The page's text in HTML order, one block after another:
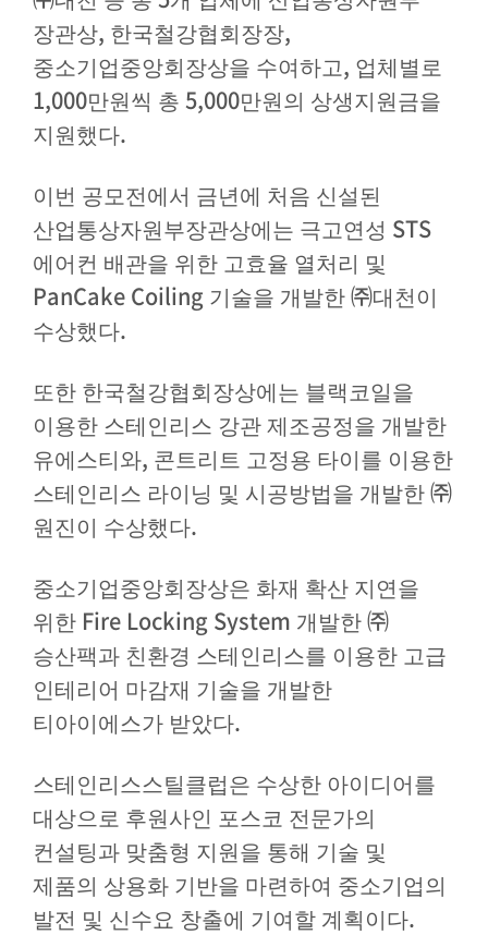
장관상, 한국철강협회장장,
중소기업중앙회장상을 수여하고, 업체별로
1,000만원씩 총 5,000만원의 상생지원금을
지원했다.
이번 공모전에서 금년에 처음 신설된
산업통상자원부장관상에는 극고연성 STS
에어컨 배관을 위한 고효율 열처리 및
PanCake Coiling 기술을 개발한 ㈜대천이
수상했다.
또한 한국철강협회장상에는 블랙코일을
이용한 스테인리스 강관 제조공정을 개발한
유에스티와, 콘트리트 고정용 타이를 이용한
스테인리스 라이닝 및 시공방법을 개발한 ㈜
원진이 수상했다.
중소기업중앙회장상은 화재 확산 지연을
위한 Fire Locking System 개발한 ㈜
승산팩과 친환경 스테인리스를 이용한 고급
인테리어 마감재 기술을 개발한
티아이에스가 받았다.
스테인리스스틸클럽은 수상한 아이디어를
대상으로 후원사인 포스코 전문가의
컨설팅과 맞춤형 지원을 통해 기술 및
제품의 상용화 기반을 마련하여 중소기업의
발전 및 신수요 창출에 기여할 계획이다.